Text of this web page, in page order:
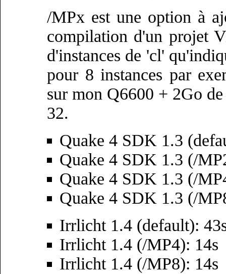
/MPx est une option à
compilation d'un projet
d'instances de 'cl'
pour 8 instances par
sur mon Q6600 + 2Go
32.
Quake 4 SDK 1.3
Quake 4 SDK 1.3 (/
Quake 4 SDK 1.3 (/
Quake 4 SDK 1.3 (/
Irrlicht 1.4 (default):
Irrlicht 1.4 (/MP4): 14s
Irrlicht 1.4 (/MP8): 14s